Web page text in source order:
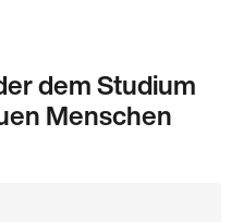
dem Studium
Menschen